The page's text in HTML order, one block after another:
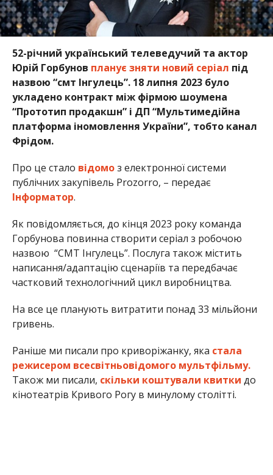
52-річний український телеведучий та актор
Юрій Горбунов планує зняти новий серіал під
назвою “смт Інгулець”. 18 липня 2023 було
укладено контракт між фірмою шоумена
“Прототип продакшн” і ДП “Мультимедійна
платформа іномовлення України”, тобто канал
Фрідом.
Про це стало відомоз електронної системи
публічних закупівель Prozorro, – передає
Інформатор.
Як повідомляється, до кінця 2023 року команда
Горбунова повинна створити серіал з робочою
назвою “СМТ Інгулець”. Послуга також містить
написання/адаптацію сценаріїв та передбачає
частковий технологічний цикл виробництва.
На все це планують витратити понад 33 мільйони
гривень.
Раніше ми писали про криворіжанку, яка стала
режисером всесвітньовідомого мультфільму.
Також ми писали, скільки коштували квитки до
кінотеатрів Кривого Рогу в минулому столітті.